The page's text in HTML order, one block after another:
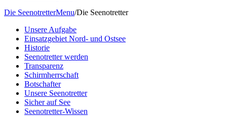
Die SeenotretterMenu/Die Seenotretter
Unsere Aufgabe
Einsatzgebiet Nord- und Ostsee
Historie
Seenotretter werden
Transparenz
Schirmherrschaft
Botschafter
Unsere Seenotretter
Sicher auf See
Seenotretter-Wissen